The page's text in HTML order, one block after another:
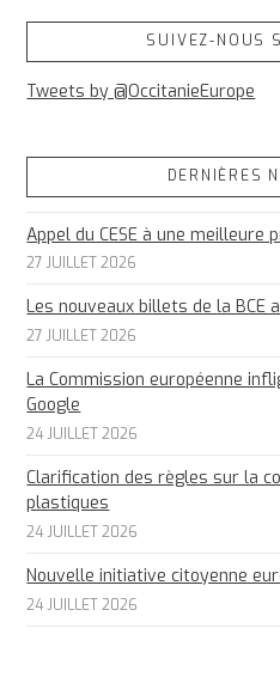
SUIVEZ-NOUS
Tweets by @OccitanieEurope
DERNIÈRES
Appel du CESE à une
27 JUILLET 2026
Les nouveaux billets de la BCE
27 JUILLET 2026
La Commission européenne
Google
24 JUILLET 2026
Clarification des règles sur la
plastiques
24 JUILLET 2026
Nouvelle initiative citoyenne
24 JUILLET 2026